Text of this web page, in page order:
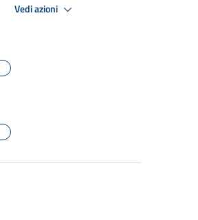
Vedi azioni